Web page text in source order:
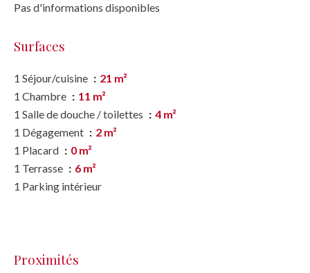
Pas d'informations disponibles
Surfaces
1 Séjour/cuisine
21 m²
1 Chambre
11 m²
1 Salle de douche / toilettes
4 m²
1 Dégagement
2 m²
1 Placard
0 m²
1 Terrasse
6 m²
1 Parking intérieur
Proximités